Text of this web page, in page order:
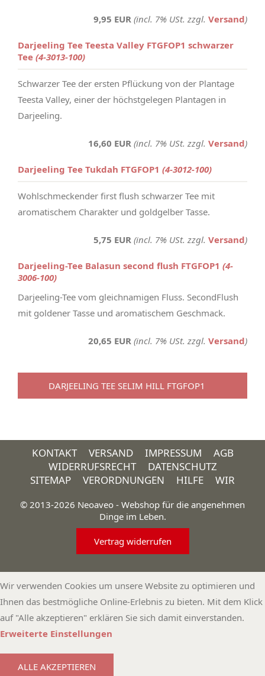
9,95 EUR (incl. 7% USt. zzgl. Versand)
Darjeeling Tee Teesta Valley FTGFOP1 schwarzer
Tee (4-3013-100)
Schwarzer Tee der ersten Pflückung von der Plantage
Teesta Valley, einer der höchstgelegen Plantagen in
Darjeeling.
16,60 EUR (incl. 7% USt. zzgl. Versand)
Darjeeling Tee Tukdah FTGFOP1 (4-3012-100)
Wohlschmeckender first flush schwarzer Tee mit
aromatischem Charakter und goldgelber Tasse.
5,75 EUR (incl. 7% USt. zzgl. Versand)
Darjeeling-Tee Balasun second flush FTGFOP1 (4-
3006-100)
Darjeeling-Tee vom gleichnamigen Fluss. SecondFlush
mit goldener Tasse und aromatischem Geschmack.
20,65 EUR (incl. 7% USt. zzgl. Versand)
DARJEELING TEE SELIM HILL FTGFOP1
KONTAKT VERSAND IMPRESSUM
AGB
WIDERRUFSRECHT
DATENSCHUTZ
SITEMAP
VERORDNUNGEN HILFE WIR
© 2013-2026 Neoaveo - Webshop für die angenehmen
Dinge im Leben.
Vertrag widerrufen
Wir verwenden Cookies um unsere Website zu optimieren und
Ihnen das bestmögliche Online-Erlebnis zu bieten. Mit dem Klick
auf "Alle akzeptieren" erklären Sie sich damit einverstanden.
Erweiterte Einstellungen
ALLE AKZEPTIEREN